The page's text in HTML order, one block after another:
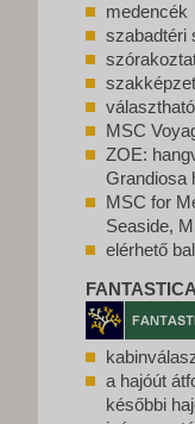
medencék
szabadtéri
MSC
ZOE:
Grandiosa
MSC for
Seaside,
elérhető
FANTASTICA
a hajóút
későbbi